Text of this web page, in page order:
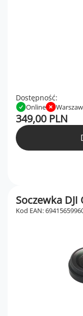
Dostępność:
Online
349,00 PLN
Soczewka
Kod EAN: